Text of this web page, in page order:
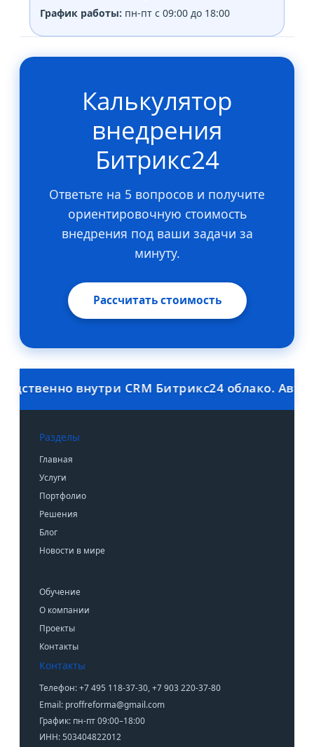
График работы: пн-пт с 09:00 до 18:00
Калькулятор
внедрения
Битрикс24
Ответьте на 5 вопросов и получите
ориентировочную стоимость
внедрения под ваши задачи за
минуту.
Рассчитать стоимость
внутри CRM Битрикс24 облако.
Разделы
Главная
Услуги
Портфолио
Решения
Блог
Новости в мире
Обучение
О компании
Проекты
Контакты
Контакты
Телефон: +7 495 118-37-30, +7 903 220-37-80
Email: proffreforma@gmail.com
График: пн-пт 09:00–18:00
ИНН: 503404822012